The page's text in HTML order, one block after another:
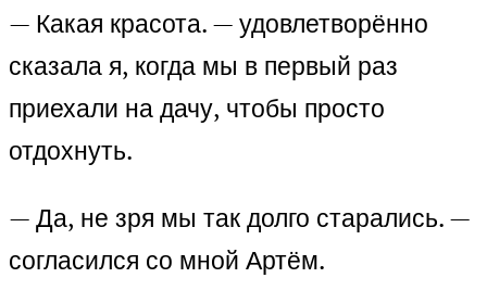
— Какая красота. — удовлетворённо
сказала я, когда мы в первый раз
приехали на дачу, чтобы просто
отдохнуть.
— Да, не зря мы так долго старались. —
согласился со мной Артём.